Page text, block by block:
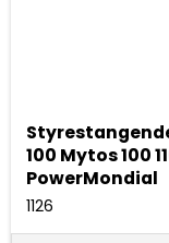
100 Mytos 100
PowerMondial
1126